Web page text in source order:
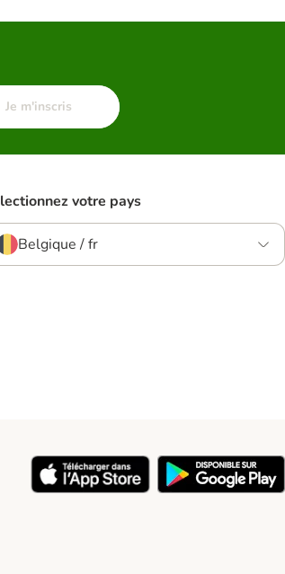
Je m'inscris
votre pays
Belgique / fr